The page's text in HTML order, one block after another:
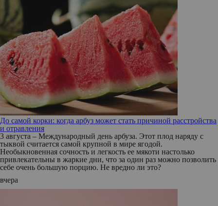
До самой корки: когда арбуз может стать причиной расстройства
и отравления
3 августа – Международный день арбуза. Этот плод наряду с
тыквой считается самой крупной в мире ягодой.
Необыкновенная сочность и легкость ее мякоти настолько
привлекательны в жаркие дни, что за один раз можно позволить
себе очень большую порцию. Не вредно ли это?
вчера